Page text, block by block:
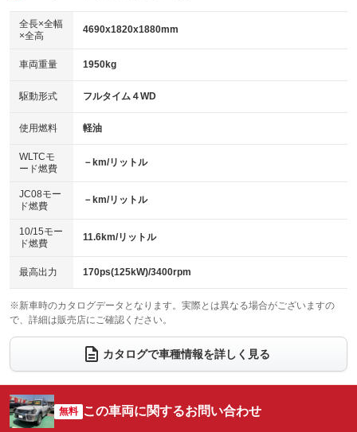
：装備なし
パワーウィンドウ
アイドリングストップ
：装備なし
USB入力端子
：装備なし
100V電源
：装備なし
センターデフロック
：装備なし
電動格納ミラー
：装備あり
：装備あり
革シート
キーレス
HID(キセノンライト)
：装備なし
バックカメラ
：装備なし
エアロ
：装備なし
：装備なし
パワーシート
ベンチシート
：装備なし
チップアップシート
：装備なし
：装備なし ：装備なし
ウォークスルー
：装備なし
電動リアゲート フロントカメラ
：装備なし
：装備なし ：装備なし
サイドカメラ
：装備なし ルーフレール
：装備なし
全長×全幅
×全高
4690x1820x1880mm
車両重量 1950kg
駆動形式 フルタイム４WD
使用燃料 軽油
WLTCモ
ード燃費
－km/リットル
JC08モー
ド燃費
－km/リットル
10/15モー
ド燃費
11.6km/リットル
最高出力 170ps(125kW)/3400rpm
※新車時のカタログデータとなります。実際とは異なる場合がございますの
で、詳細は販売店にご確認ください。
カタログで車種情報を詳しく見る
無料 この車両に関するお問い合わせ